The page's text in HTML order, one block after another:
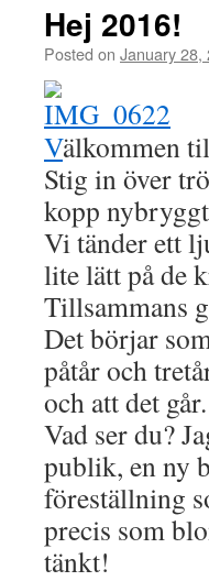
Hej 2016!
Posted on January 28,
Välkommen
Stig in över
kopp
Vi tänder ett
lite lätt på de
Tillsammans
Det börjar
påtår och
och att det
Vad ser du?
publik, en ny
föreställning
precis som
tänkt!